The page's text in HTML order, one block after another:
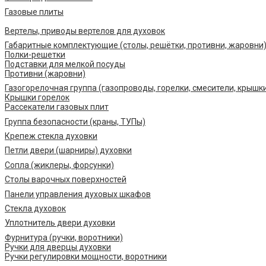
Газовые плиты
Вертелы, приводы вертелов для духовок
Габаритные комплектующие (столы, решётки, противни, жаровни)
Полки-решетки
Подставки для мелкой посуды
Противни (жаровни)
Газогорелочная группа (газопроводы, горелки, смесители,
Крышки горелок
Рассекатели газовых плит
Группа безопасности (краны, ТУПы)
Крепеж стекла духовки
Петли двери (шарниры) духовки
Сопла (жиклеры, форсунки)
Столы варочных поверхностей
Панели управления духовых шкафов
Стекла духовок
Уплотнитель двери духовки
Фурнитура (ручки, воротники)
Ручки для дверцы духовки
Ручки регулировки мощности, воротники